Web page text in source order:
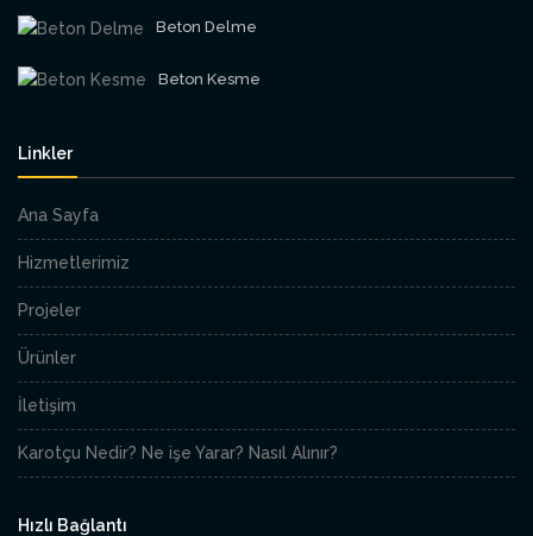
Beton Delme
Beton Kesme
Linkler
Ana Sayfa
Hizmetlerimiz
Projeler
Ürünler
İletişim
Karotçu Nedir? Ne işe Yarar? Nasıl Alınır?
Hızlı Bağlantı